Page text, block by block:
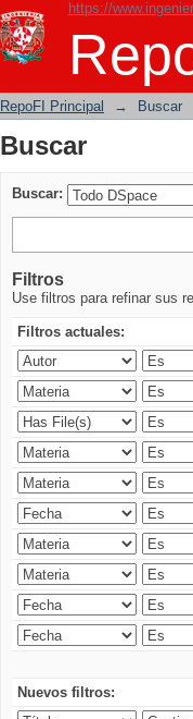
https://
Buscar
RepoFI Principal → Buscar
Buscar
Buscar:
Filtros
Use filtros para refinar sus
Filtros actuales:
Nuevos filtros: